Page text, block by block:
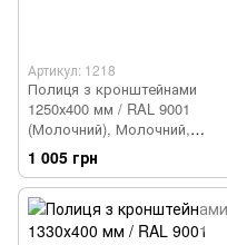
Артикул: 1218
Полиця з кронштейнами
1250х400 мм / RAL 9001
(Молочний), Молочний,
Молочний
1 005 грн